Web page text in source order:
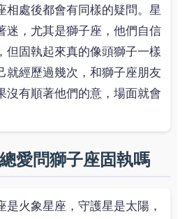
相處後都會有同樣的疑問。星
迷，尤其是獅子座，他們自信
但固執起來真的像頭獅子一樣
就經歷過幾次，和獅子座朋友
沒有順著他們的意，場面就會
愛問獅子座固執嗎
是火象星座，守護星是太陽，